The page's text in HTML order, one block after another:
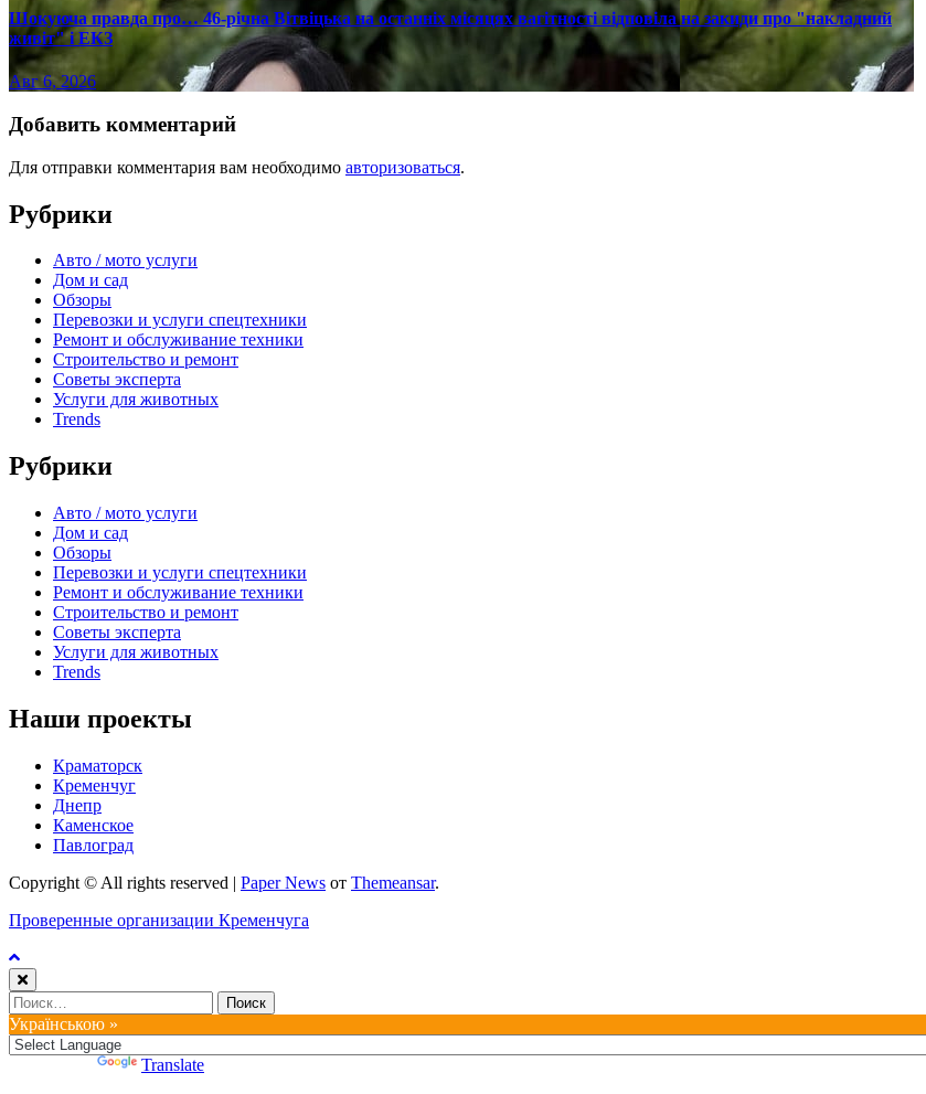
Шокуюча правда про… 46-річна Вітвіцька на останніх місяцях вагітності відповіла на закиди про "накладний
живіт" і ЕКЗ
Авг 6, 2026
Добавить комментарий
Для отправки комментария вам необходимо авторизоваться.
Рубрики
Авто / мото услуги
Дом и сад
Обзоры
Перевозки и услуги спецтехники
Ремонт и обслуживание техники
Строительство и ремонт
Советы эксперта
Услуги для животных
Trends
Рубрики
Авто / мото услуги
Дом и сад
Обзоры
Перевозки и услуги спецтехники
Ремонт и обслуживание техники
Строительство и ремонт
Советы эксперта
Услуги для животных
Trends
Наши проекты
Краматорск
Кременчуг
Днепр
Каменское
Павлоград
Copyright © All rights reserved | Paper News от Themeansar.
Проверенные организации Кременчуга
Найти:
Українською »
Translate